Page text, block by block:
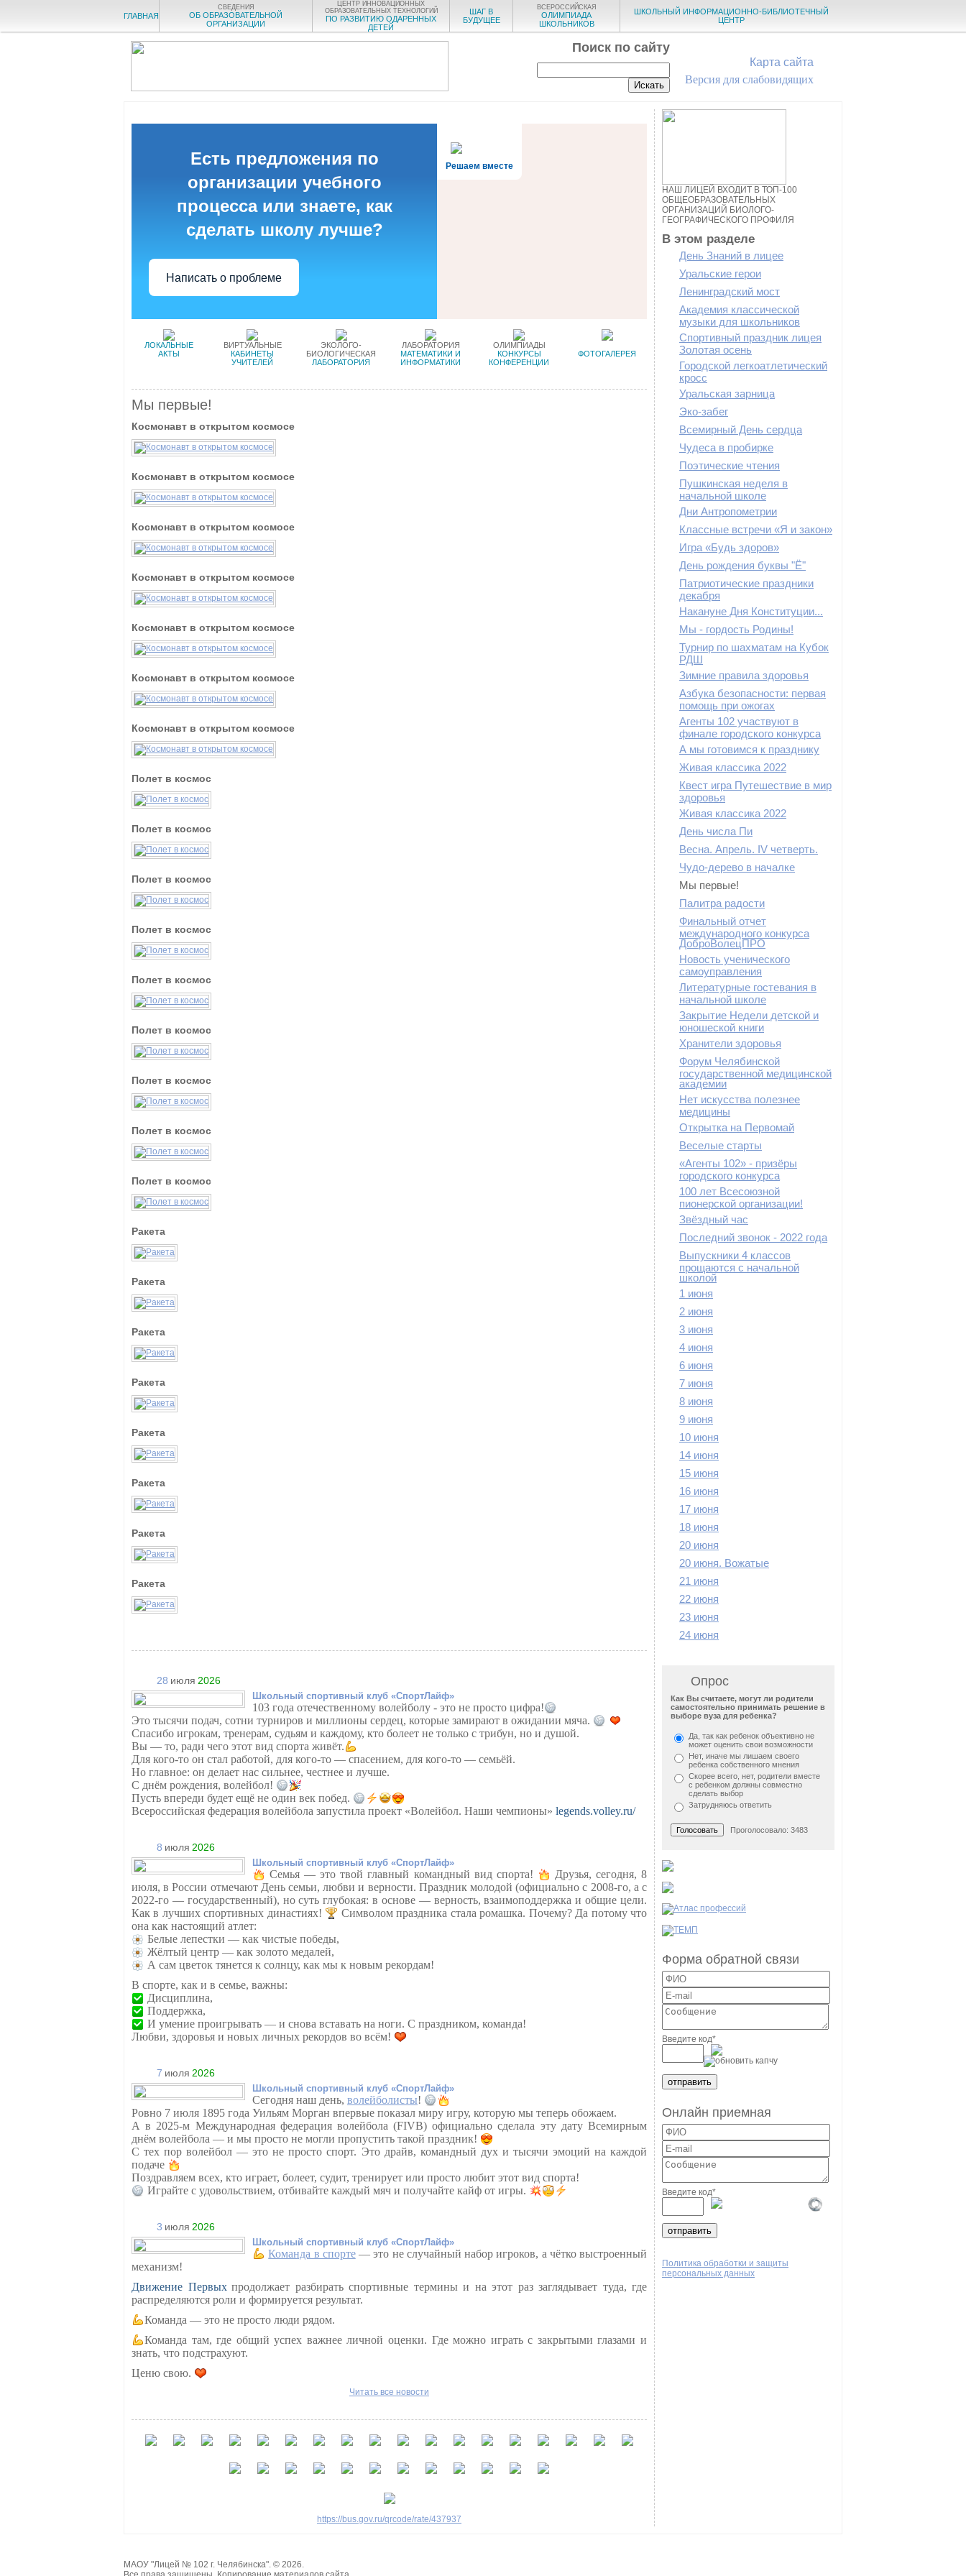
ГЛАВНАЯ
СВЕДЕНИЯ
ОБ ОБРАЗОВАТЕЛЬНОЙ
ОРГАНИЗАЦИИ
ЦЕНТР ИННОВАЦИОННЫХ
ОБРАЗОВАТЕЛЬНЫХ ТЕХНОЛОГИЙ
ПО РАЗВИТИЮ ОДАРЕННЫХ
ДЕТЕЙ
ШАГ В
БУДУЩЕЕ
ВСЕРОССИЙСКАЯ
ОЛИМПИАДА
ШКОЛЬНИКОВ
ШКОЛЬНЫЙ ИНФОРМАЦИОННО-БИБЛИОТЕЧНЫЙ
ЦЕНТР
Поиск по сайту
Карта сайта
Версия для слабовидящих
Решаем вместе
Есть предложения по
организации учебного
процесса или знаете, как
сделать школу лучше?
Написать о проблеме
ЛОКАЛЬНЫЕ
АКТЫ
ВИРТУАЛЬНЫЕ
КАБИНЕТЫ
УЧИТЕЛЕЙ
ЭКОЛОГО-
БИОЛОГИЧЕСКАЯ
ЛАБОРАТОРИЯ
ЛАБОРАТОРИЯ
МАТЕМАТИКИ И
ИНФОРМАТИКИ
ОЛИМПИАДЫ
КОНКУРСЫ
КОНФЕРЕНЦИИ
ФОТОГАЛЕРЕЯ
Мы первые!
Космонавт в открытом космосе
Космонавт в открытом космосе
Космонавт в открытом космосе
Космонавт в открытом космосе
Космонавт в открытом космосе
Космонавт в открытом космосе
Космонавт в открытом космосе
Полет в космос
Полет в космос
Полет в космос
Полет в космос
Полет в космос
Полет в космос
Полет в космос
Полет в космос
Полет в космос
Ракета
Ракета
Ракета
Ракета
Ракета
Ракета
Ракета
Ракета
28 июля 2026
Школьный спортивный клуб «СпортЛайф»
103 года отечественному волейболу - это не просто цифра!
Это тысячи подач, сотни турниров и миллионы сердец, которые замирают в ожидании мяча.
Спасибо игрокам, тренерам, судьям и каждому, кто болеет не только с трибун, но и душой.
Вы — то, ради чего этот вид спорта живёт.
Для кого-то он стал работой, для кого-то — спасением, для кого-то — семьёй.
Но главное: он делает нас сильнее, честнее и лучше.
С днём рождения, волейбол!
Пусть впереди будет ещё не один век побед.
Всероссийская федерация волейбола запустила проект «Волейбол. Наши чемпионы» legends.volley.ru/
8 июля 2026
Школьный спортивный клуб «СпортЛайф»
Семья — это твой главный командный вид спорта!
Друзья, сегодня, 8
июля, в России отмечают День семьи, любви и верности. Праздник молодой (официально с 2008-го, а с
2022-го — государственный), но суть глубокая: в основе — верность, взаимоподдержка и общие цели.
Как в лучших спортивных династиях!
Символом праздника стала ромашка. Почему? Да потому что
она как настоящий атлет:
Белые лепестки — как чистые победы,
Жёлтый центр — как золото медалей,
А сам цветок тянется к солнцу, как мы к новым рекордам!
В спорте, как и в семье, важны:
Дисциплина,
Поддержка,
И умение проигрывать — и снова вставать на ноги. С праздником, команда!
Любви, здоровья и новых личных рекордов во всём!
7 июля 2026
Школьный спортивный клуб «СпортЛайф»
Сегодня наш день, волейболисты!
Ровно 7 июля 1895 года Уильям Морган впервые показал миру игру, которую мы теперь обожаем.
А в 2025-м Международная федерация волейбола (FIVB) официально сделала эту дату Всемирным
днём волейбола — и мы просто не могли пропустить такой праздник!
С тех пор волейбол — это не просто спорт. Это драйв, командный дух и тысячи эмоций на каждой
подаче
Поздравляем всех, кто играет, болеет, судит, тренирует или просто любит этот вид спорта!
Играйте с удовольствием, отбивайте каждый мяч и получайте кайф от игры.
3 июля 2026
Школьный спортивный клуб «СпортЛайф»
Команда в спорте— это не случайный набор игроков, а чётко выстроенный
механизм!
Движение Первых продолжает разбирать спортивные термины и на этот раз заглядывает туда, где
распределяются роли и формируется результат.
Команда — это не просто люди рядом.
Команда там, где общий успех важнее личной оценки. Где можно играть с закрытыми глазами и
знать, что подстрахуют.
Ценю свою.
Читать все новости
https://bus.gov.ru/qrcode/rate/437937
НАШ ЛИЦЕЙ ВХОДИТ В ТОП-100
ОБЩЕОБРАЗОВАТЕЛЬНЫХ
ОРГАНИЗАЦИЙ БИОЛОГО-
ГЕОГРАФИЧЕСКОГО ПРОФИЛЯ
В этом разделе
День Знаний в лицее
Уральские герои
Ленинградский мост
Академия классической
музыки для школьников
Спортивный праздник лицея
Золотая осень
Городской легкоатлетический
кросс
Уральская зарница
Эко-забег
Всемирный День сердца
Чудеса в пробирке
Поэтические чтения
Пушкинская неделя в
начальной школе
Дни Антропометрии
Классные встречи «Я и закон»
Игра «Будь здоров»
День рождения буквы "Ё"
Патриотические праздники
декабря
Накануне Дня Конституции...
Мы - гордость Родины!
Турнир по шахматам на Кубок
РДШ
Зимние правила здоровья
Азбука безопасности: первая
помощь при ожогах
Агенты 102 участвуют в
финале городского конкурса
А мы готовимся к празднику
Живая классика 2022
Квест игра Путешествие в мир
здоровья
Живая классика 2022
День числа Пи
Весна. Апрель. IV четверть.
Чудо-дерево в началке
Мы первые!
Палитра радости
Финальный отчет
международного конкурса
ДоброВолецПРО
Новость ученического
самоуправления
Литературные гостевания в
начальной школе
Закрытие Недели детской и
юношеской книги
Хранители здоровья
Форум Челябинской
государственной медицинской
академии
Нет искусства полезнее
медицины
Открытка на Первомай
Веселые старты
«Агенты 102» - призёры
городского конкурса
100 лет Всесоюзной
пионерской организации!
Звёздный час
Последний звонок - 2022 года
Выпускники 4 классов
прощаются с начальной
школой
1 июня
2 июня
3 июня
4 июня
6 июня
7 июня
8 июня
9 июня
10 июня
14 июня
15 июня
16 июня
17 июня
18 июня
20 июня
20 июня. Вожатые
21 июня
22 июня
23 июня
24 июня
Опрос
Как Вы считаете, могут ли родители
самостоятельно принимать решение в
выборе вуза для ребенка?
Да, так как ребенок объективно не
может оценить свои возможности
Нет, иначе мы лишаем своего
ребенка собственного мнения
Скорее всего, нет, родители вместе
с ребенком должны совместно
сделать выбор
Затрудняюсь ответить
Проголосовало: 3483
Форма обратной связи
Введите код*
Онлайн приемная
Введите код*
Политика обработки и защиты
персональных данных
МАОУ "Лицей № 102 г. Челябинска". © 2026.